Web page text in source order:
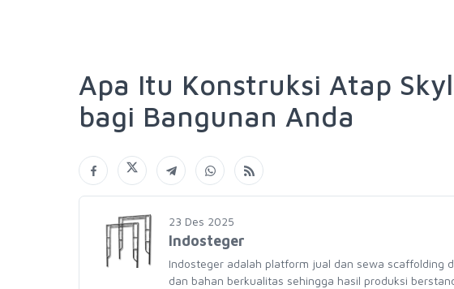
Apa Itu Konstruksi Atap
bagi Bangunan Anda
23 Des 2025
Indosteger
Indosteger adalah platform jual dan sewa scaffolding
dan bahan berkualitas sehingga hasil produksi